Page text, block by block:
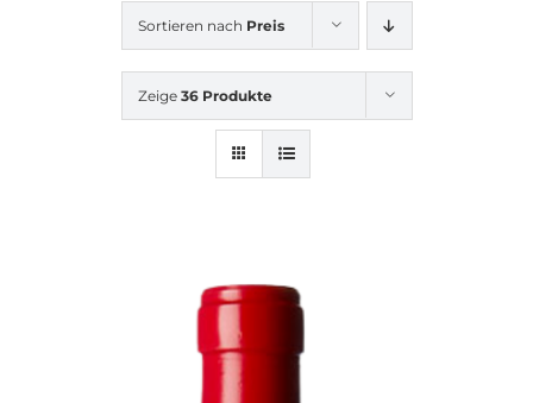
Sortieren nach Preis
Zeige 36 Produkte